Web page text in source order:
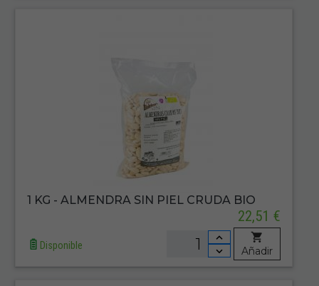
1 KG - ALMENDRA SIN PIEL CRUDA BIO
22,51 €
Disponible Añadir